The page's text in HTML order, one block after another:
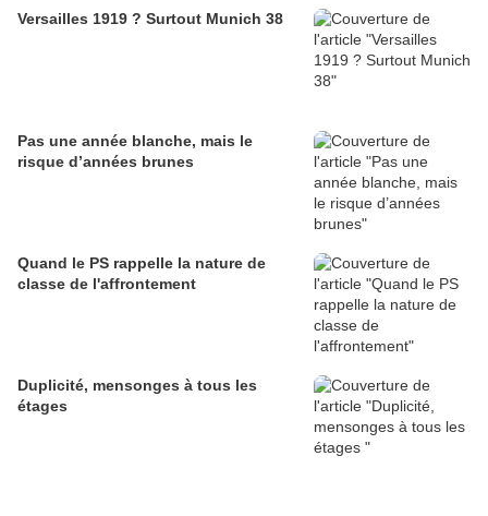
Versailles 1919 ? Surtout Munich 38
Pas une année blanche, mais le
risque d’années brunes
Quand le PS rappelle la nature de
classe de l'affrontement
Duplicité, mensonges à tous les
étages